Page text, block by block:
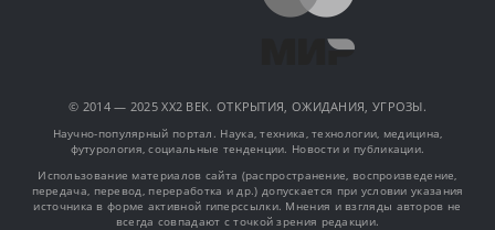
© 2014 — 2025 XX2 ВЕК. ОТКРЫТИЯ, ОЖИДАНИЯ, УГРОЗЫ.
Научно-популярный портал. Наука, техника, технологии, медицина,
футурология, социальные тенденции. Новости и публикации.
Использование материалов сайта (распространение, воспроизведение,
передача, перевод, переработка и др.) допускается при условии указания
источника в форме активной гиперссылки. Мнения и взгляды авторов не
всегда совпадают с точкой зрения редакции.